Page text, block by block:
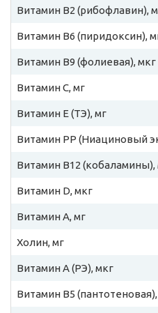
Витамин B2 (рибофлавин),
Витамин B6 (пиридоксин),
Витамин B9 (фолиевая), мкг
Витамин C, мг
Витамин E (ТЭ), мг
Витамин PP (Ниациновый
Витамин B12 (кобаламины),
Витамин D, мкг
Витамин A, мг
Холин, мг
Витамин A (РЭ), мкг
Витамин B5